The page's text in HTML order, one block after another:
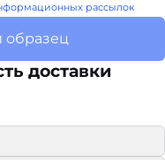
рассылок
образец
доставки